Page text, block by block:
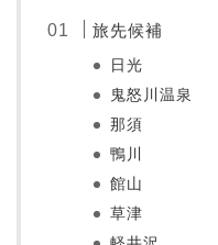
旅先候補
日光
鬼怒川温泉
那須
鴨川
館山
草津